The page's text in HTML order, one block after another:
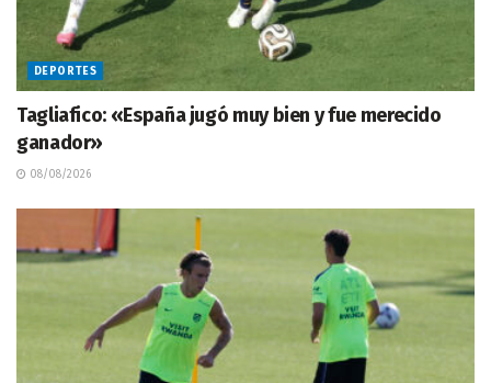
DEPORTES
Tagliafico: «España jugó muy bien y fue merecido
ganador»
08/08/2026